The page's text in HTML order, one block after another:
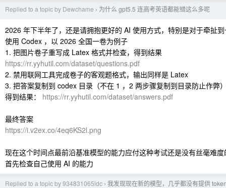
Replied to a topic by Dewchame › 为什么 gpt5.5 连高考英语都能错这么多呢
2026 年下半年了，还是请拥抱更好的 AI 使用方式，特别是对于牵扯
使用 Codex ，以 2026 全国一卷为例子
1. 把图片卷子重写成 Latex 格式并检查，得到结果
https://rr.yyhutil.com/dataset/questions.pdf
2. 禁用联网工具完成卷子的客观题格式，输出同样是 Latex
3. 把答案复制到 codex 目录（不在 1 ，2 两步骤复制到目录防止作弊
得到结果： https://rr.yyhutil.com/dataset/answers.pdf
最终答案
https://i.v2ex.co/4eq6KS2l.png
现在这个时间点最前沿基准模型的能力应付这种考试还是没有丝毫难
首先检查自己使用 AI 的能力
Replied to a topic by 934831065ldc › 我发现现在新的模型，几乎都没有提供